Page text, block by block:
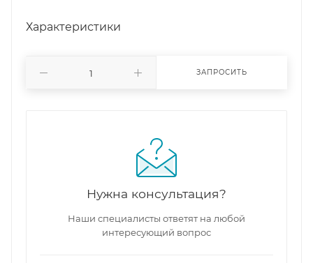
Характеристики
ЗАПРОСИТЬ
Нужна консультация?
Наши специалисты ответят на любой
интересующий вопрос